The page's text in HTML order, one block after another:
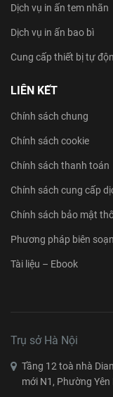
Dịch vụ in ấn tem nhãn
Dịch vụ in ấn bao bì
Cung cấp thiết bị tự
LIÊN KẾT
Chính sách chung
Chính sách cookie
Chính sách thanh toán
Chính sách cung cấp
Chính sách bảo mật
Phương pháp biên
Tài liệu – Ebook
Trụ sở Hà Nội
Tầng 12 toà nhà
mới N1, Phường